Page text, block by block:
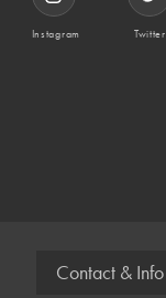
Instagram Twitter
Contact & Info